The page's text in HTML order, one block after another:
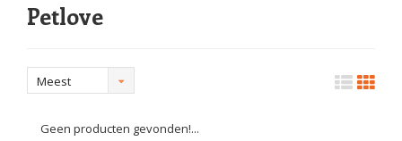
Petlove
Meest
Geen producten gevonden!...